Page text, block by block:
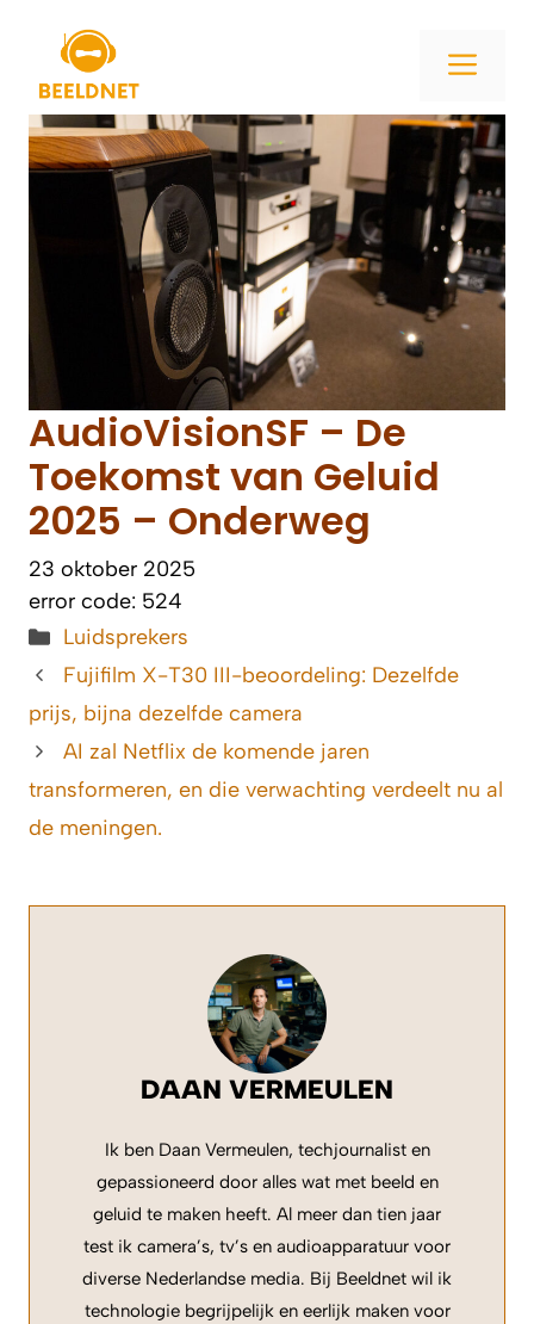
inhoud
AudioVisionSF – De
Toekomst van Geluid
2025 – Onderweg
23 oktober 2025
error code: 524
Categorieën
Luidsprekers
Fujifilm X-T30 III-beoordeling: Dezelfde
prijs, bijna dezelfde camera
AI zal Netflix de komende jaren
transformeren, en die verwachting verdeelt nu al
de meningen.
DAAN VERMEULEN
Ik ben Daan Vermeulen, techjournalist en
gepassioneerd door alles wat met beeld en
geluid te maken heeft. Al meer dan tien jaar
test ik camera’s, tv’s en audioapparatuur voor
diverse Nederlandse media. Bij Beeldnet wil ik
technologie begrijpelijk en eerlijk maken voor